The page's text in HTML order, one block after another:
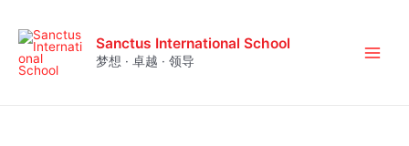
Sanctus International School
梦想 · 卓越 · 领导